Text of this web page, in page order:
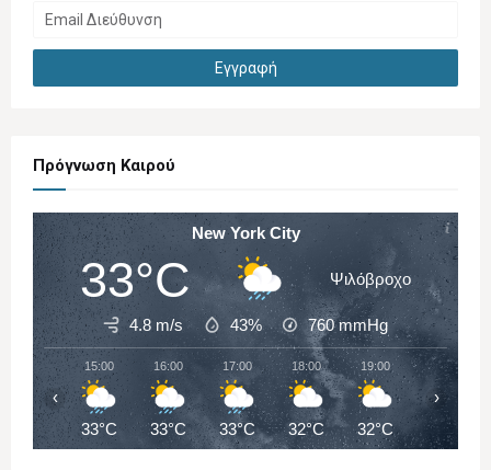
Πρόγνωση Καιρού
New York City
33°C Ψιλόβροχο
4.8 m/s 43% 760mmHg
15:00
33°C
16:00
33°C
17:00
33°C
18:00
32°C
19:00
32°C
20:00
31°C
‹ ›